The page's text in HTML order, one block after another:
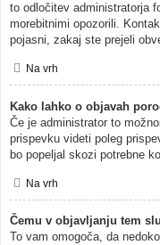
to odločitev administratorja
morebitnimi opozorili.
pojasni, zakaj ste prejeli
Na vrh
Kako lahko o objavah
Če je administrator to
prispevku videti poleg
bo popeljal skozi potrebne
Na vrh
Čemu v objavljanju tem
To vam omogoča, da